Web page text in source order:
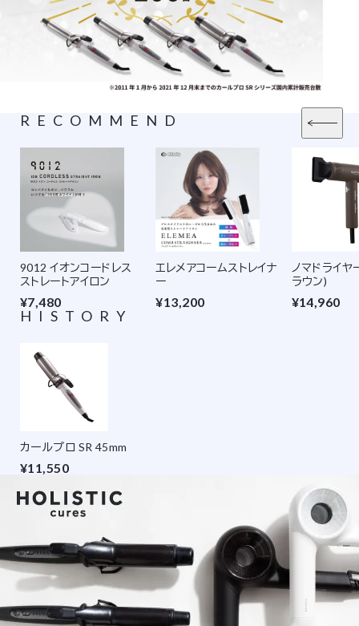
RECOMMEND
9012 イオンコードレス
ストレートアイロン
¥7,480
エレメアコームストレイナ
ー
¥13,200
ノマドライヤ
ラウン)
¥14,960
HISTORY
カールプロ SR 45mm
¥11,550